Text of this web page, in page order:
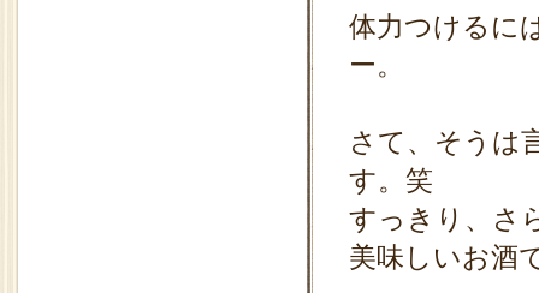
体力つけるに
ー。
さて、そうは
す。笑
すっきり、さ
美味しいお酒